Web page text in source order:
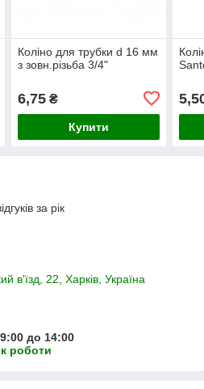
Коліно для трубки d 16 мм
з зовн.різьба 3/4"
6,75₴
Купити
за рік
в'їзд, 22, Харків, Україна
до 14:00
роботи